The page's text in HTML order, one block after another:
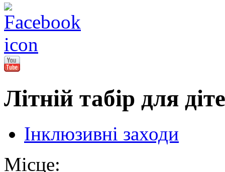
Літній табір для
Інклюзивні заходи
Місце: